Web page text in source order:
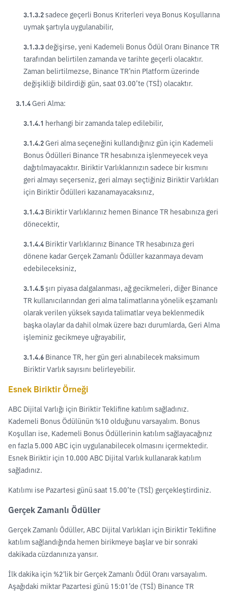
3.1.3.2sadece geçerli Bonus Kriterleri veya Bonus Koşullarına
uymak şartıyla uygulanabilir,
3.1.3.3değişirse, yeni Kademeli Bonus Ödül Oranı Binance TR
tarafından belirtilen zamanda ve tarihte geçerli olacaktır.
Zaman belirtilmezse, Binance TR’nin Platform üzerinde
değişikliği bildirdiği gün, saat 03.00’te (TSİ) olacaktır.
3.1.4Geri Alma:
3.1.4.1 herhangi bir zamanda talep edilebilir,
3.1.4.2Geri alma seçeneğini kullandığınız gün için Kademeli
Bonus Ödülleri Binance TR hesabınıza işlenmeyecek veya
dağıtılmayacaktır. Biriktir Varlıklarınızın sadece bir kısmını
geri almayı seçerseniz, geri almayı seçtiğiniz Biriktir Varlıkları
için Biriktir Ödülleri kazanamayacaksınız,
3.1.4.3 Biriktir Varlıklarınız hemen Binance TR hesabınıza geri
dönecektir,
3.1.4.4 Biriktir Varlıklarınız Binance TR hesabınıza geri
dönene kadar Gerçek Zamanlı Ödüller kazanmaya devam
edebileceksiniz,
3.1.4.5şırı piyasa dalgalanması, ağ gecikmeleri, diğer Binance
TR kullanıcılarından geri alma talimatlarına yönelik eşzamanlı
olarak verilen yüksek sayıda talimatlar veya beklenmedik
başka olaylar da dahil olmak üzere bazı durumlarda, Geri Alma
işleminiz gecikmeye uğrayabilir,
3.1.4.6 Binance TR, her gün geri alınabilecek maksimum
Biriktir Varlık sayısını belirleyebilir.
Esnek Biriktir Örneği
ABC Dijital Varlığı için Biriktir Teklifine katılım sağladınız.
Kademeli Bonus Ödülünün %10 olduğunu varsayalım. Bonus
Koşulları ise, Kademeli Bonus Ödüllerinin katılım sağlayacağınız
en fazla 5.000 ABC için uygulanabilecek olmasını içermektedir.
Esnek Biriktir için 10.000 ABC Dijital Varlık kullanarak katılım
sağladınız.
Katılımı ise Pazartesi günü saat 15.00’te (TSİ) gerçekleştirdiniz.
Gerçek Zamanlı Ödüller
Gerçek Zamanlı Ödüller, ABC Dijital Varlıkları için Biriktir Teklifine
katılım sağlandığında hemen birikmeye başlar ve bir sonraki
dakikada cüzdanınıza yansır.
İlk dakika için %2'lik bir Gerçek Zamanlı Ödül Oranı varsayalım.
Aşağıdaki miktar Pazartesi günü 15:01’de (TSİ) Binance TR